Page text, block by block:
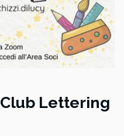
Club Lettering